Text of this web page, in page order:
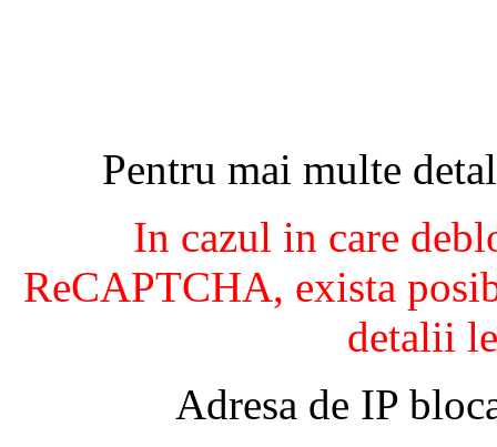
Pentru mai multe
In cazul in care
ReCAPTCHA, exista
detalii
Adresa de IP